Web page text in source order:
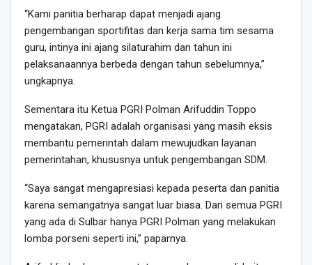
“Kami panitia berharap dapat menjadi ajang
pengembangan sportifitas dan kerja sama tim sesama
guru, intinya ini ajang silaturahim dan tahun ini
pelaksanaannya berbeda dengan tahun sebelumnya,”
ungkapnya.
Sementara itu Ketua PGRI Polman Arifuddin Toppo
mengatakan, PGRI adalah organisasi yang masih eksis
membantu pemerintah dalam mewujudkan layanan
pemerintahan, khususnya untuk pengembangan SDM.
“Saya sangat mengapresiasi kepada peserta dan panitia
karena semangatnya sangat luar biasa. Dari semua PGRI
yang ada di Sulbar hanya PGRI Polman yang melakukan
lomba porseni seperti ini,” paparnya.